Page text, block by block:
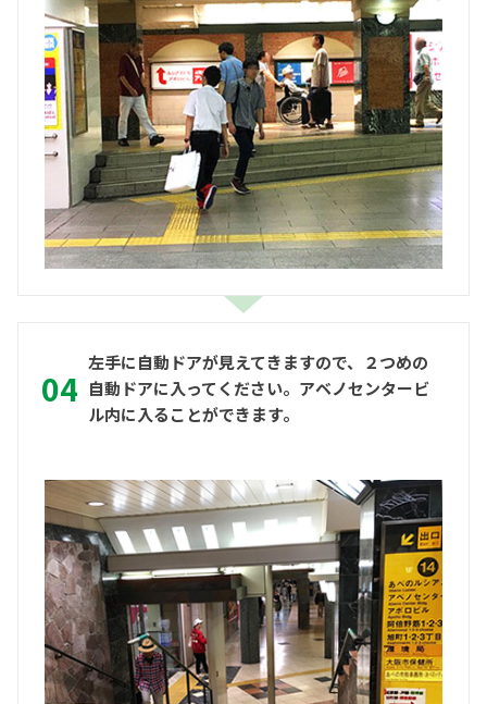
左手に自動ドアが見えてきますので、２つめの
自動ドアに入ってください。アベノセンタービ
ル内に入ることができます。